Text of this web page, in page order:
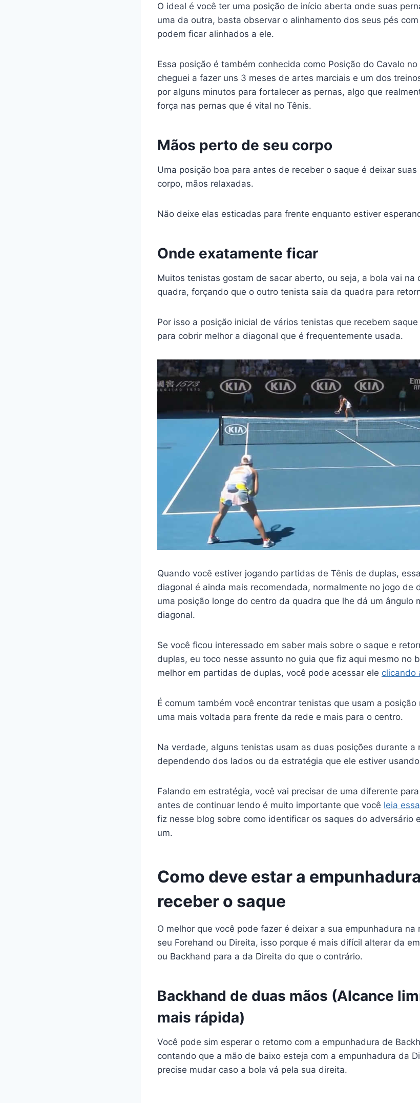
O ideal é você ter uma posição de início aberta onde suas
uma da outra, basta observar o alinhamento dos seus pés
podem ficar alinhados a ele.
Essa posição é também conhecida como Posição do Cavalo no
cheguei a fazer uns 3 meses de artes marciais e um dos
por alguns minutos para fortalecer as pernas, algo que
força nas pernas que é vital no Tênis.
Mãos perto de seu corpo
Uma posição boa para antes de receber o saque é deixar
corpo, mãos relaxadas.
Não deixe elas esticadas para frente enquanto estiver
Onde exatamente ficar
Muitos tenistas gostam de sacar aberto, ou seja, a bola vai na
quadra, forçando que o outro tenista saia da quadra para
Por isso a posição inicial de vários tenistas que recebem
para cobrir melhor a diagonal que é frequentemente usada.
Quando você estiver jogando partidas de Tênis de duplas,
diagonal é ainda mais recomendada, normalmente no jogo de
uma posição longe do centro da quadra que lhe dá um ângulo
diagonal.
Se você ficou interessado em saber mais sobre o saque e
duplas, eu toco nesse assunto no guia que fiz aqui mesmo no
melhor em partidas de duplas, você pode acessar ele clicando
É comum também você encontrar tenistas que usam a
uma mais voltada para frente da rede e mais para o centro.
Na verdade, alguns tenistas usam as duas posições durante a
dependendo dos lados ou da estratégia que ele estiver
Falando em estratégia, você vai precisar de uma diferente
antes de continuar lendo é muito importante que você leia
fiz nesse blog sobre como identificar os saques do adversário
um.
Como deve estar a
receber o saque
O melhor que você pode fazer é deixar a sua empunhadura na
seu Forehand ou Direita, isso porque é mais difícil alterar da
ou Backhand para a da Direita do que o contrário.
Backhand de duas mãos (Alcance
mais rápida)
Você pode sim esperar o retorno com a empunhadura de
contando que a mão de baixo esteja com a empunhadura da
precise mudar caso a bola vá pela sua direita.